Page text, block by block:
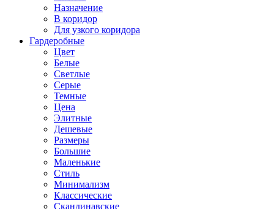
Назначение
В коридор
Для узкого коридора
Гардеробные
Цвет
Белые
Светлые
Серые
Темные
Цена
Элитные
Дешевые
Размеры
Большие
Маленькие
Стиль
Минимализм
Классические
Скандинавские